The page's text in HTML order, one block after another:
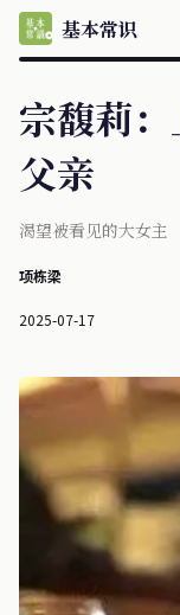
基本常识
宗馥莉
父亲
渴望被看见的大女主
项栋梁
2025-07-17